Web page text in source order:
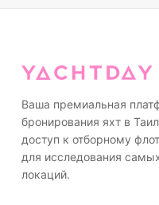
Ваша премиальная
бронирования яхт в
доступ к отборному
для исследования
локаций.